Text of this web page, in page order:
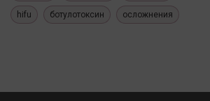
hifu ботулотоксин осложнения